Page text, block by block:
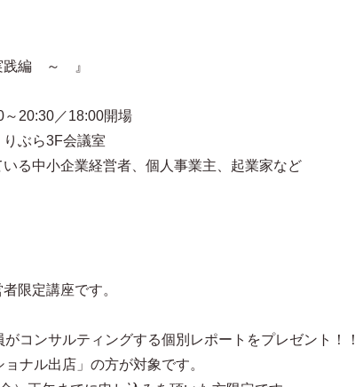
践編 ～ 』
／18:00開場
ぶら3F会議室
中小企業経営者、個人事業主、起業家など
限定講座です。
コンサルティングする個別レポートをプレゼント！！
ナル出店」の方が対象です。